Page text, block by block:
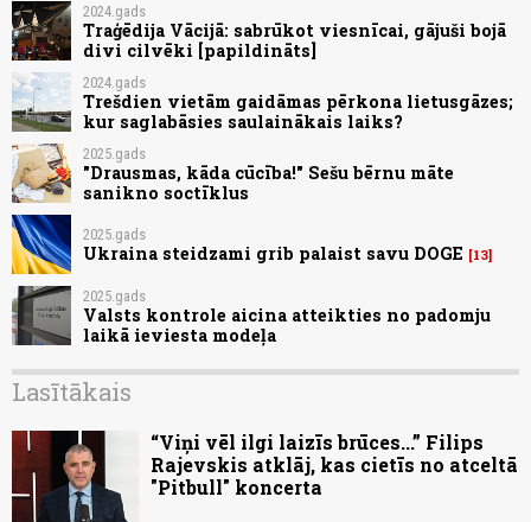
2024.gads
Traģēdija Vācijā: sabrūkot viesnīcai, gājuši bojā
divi cilvēki [papildināts]
2024.gads
Trešdien vietām gaidāmas pērkona lietusgāzes;
kur saglabāsies saulainākais laiks?
2025.gads
"Drausmas, kāda cūcība!" Sešu bērnu māte
sanikno soctīklus
2025.gads
Ukraina steidzami grib palaist savu DOGE 13
2025.gads
Valsts kontrole aicina atteikties no padomju
laikā ieviesta modeļa
Lasītākais
“Viņi vēl ilgi laizīs brūces...” Filips
Rajevskis atklāj, kas cietīs no atceltā
"Pitbull" koncerta